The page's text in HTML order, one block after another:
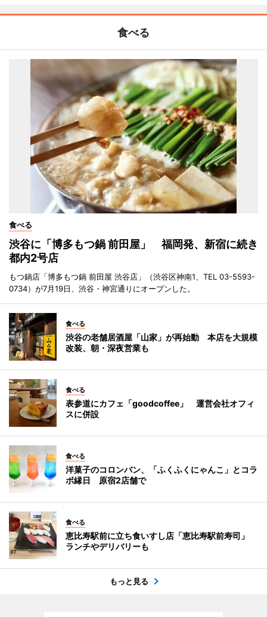
食べる
食べる
渋谷に「博多もつ鍋 前田屋」 福岡発、新宿に続き
都内2号店
もつ鍋店「博多もつ鍋 前田屋 渋谷店」（渋谷区神南1、TEL 03-5593-
0734）が7月19日、渋谷・神宮通りにオープンした。
食べる
渋谷の老舗居酒屋「山家」が再始動 本店を大規模
改装、朝・深夜営業も
食べる
表参道にカフェ「goodcoffee」 運営会社オフィ
スに併設
食べる
洋菓子のコロンバン、「ふくふくにゃんこ」とコラ
ボ縁日 原宿2店舗で
食べる
恵比寿駅前に立ち食いすし店「恵比寿駅前寿司」
ランチやデリバリーも
もっと見る